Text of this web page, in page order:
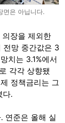
면은 아닙니다.
장을 제외한
전망 중간값은 3
치는 3.1%에서
각각 상향됐
정책금리는 그
다.
연준은 올해 실